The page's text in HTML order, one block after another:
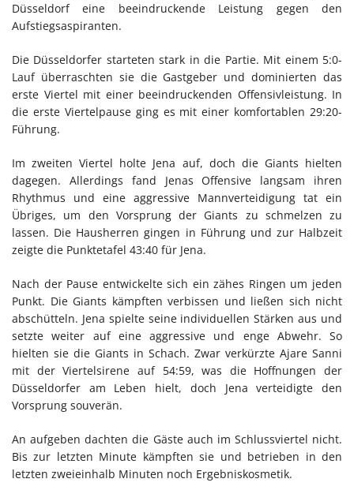
Düsseldorf eine beeindruckende Leistung gegen den
Aufstiegsaspiranten.
Die Düsseldorfer starteten stark in die Partie. Mit einem 5:0-
Lauf überraschten sie die Gastgeber und dominierten das
erste Viertel mit einer beeindruckenden Offensivleistung. In
die erste Viertelpause ging es mit einer komfortablen 29:20-
Führung.
Im zweiten Viertel holte Jena auf, doch die Giants hielten
dagegen. Allerdings fand Jenas Offensive langsam ihren
Rhythmus und eine aggressive Mannverteidigung tat ein
Übriges, um den Vorsprung der Giants zu schmelzen zu
lassen. Die Hausherren gingen in Führung und zur Halbzeit
zeigte die Punktetafel 43:40 für Jena.
Nach der Pause entwickelte sich ein zähes Ringen um jeden
Punkt. Die Giants kämpften verbissen und ließen sich nicht
abschütteln. Jena spielte seine individuellen Stärken aus und
setzte weiter auf eine aggressive und enge Abwehr. So
hielten sie die Giants in Schach. Zwar verkürzte Ajare Sanni
mit der Viertelsirene auf 54:59, was die Hoffnungen der
Düsseldorfer am Leben hielt, doch Jena verteidigte den
Vorsprung souverän.
An aufgeben dachten die Gäste auch im Schlussviertel nicht.
Bis zur letzten Minute kämpften sie und betrieben in den
letzten zweieinhalb Minuten noch Ergebniskosmetik.